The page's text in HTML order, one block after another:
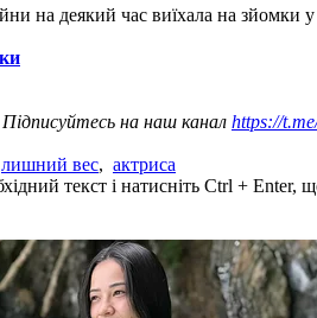
на деякий час виїхала на зйомки
на наш канал https://
лишний вес, актриса
текст і натисніть Ctrl + Enter,